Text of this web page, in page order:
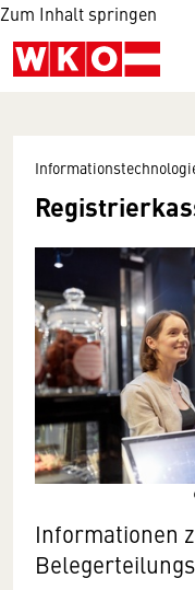
Zum Inhalt springen
Informationen